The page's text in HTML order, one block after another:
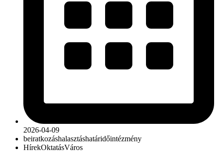
2026-04-09
beiratkozáshalasztáshatáridőintézmény
HírekOktatásVáros